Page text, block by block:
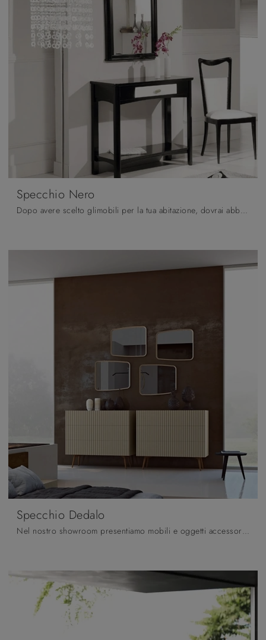
Specchio Nero
Dopo avere scelto glimobili per la tua abitazione, dovrai abbellire gli spazi indoor con i multifunzionali Complementi di grande impatto estetico che ...
Specchio Dedalo
Nel nostro showroom presentiamo mobili e oggetti accessori Fratelli Mirandola: la gamma quasi infinita di bellissimi Complementi del marchio ti sta ...